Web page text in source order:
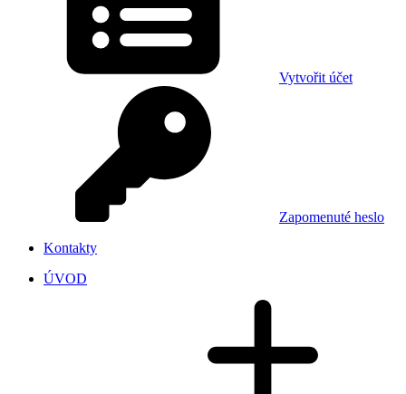
Vytvořit účet
Zapomenuté heslo
Kontakty
ÚVOD